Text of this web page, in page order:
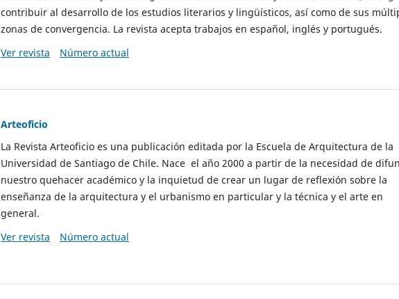
contribuir al desarrollo de los estudios literarios y lingüísticos, así como de sus
zonas de convergencia. La revista acepta trabajos en español, inglés y portugués.
Ver revista
Número actual
Arteoficio
La Revista Arteoficio es una publicación editada por la Escuela de Arquitectura de la
Universidad de Santiago de Chile. Nace el año 2000 a partir de la necesidad de
nuestro quehacer académico y la inquietud de crear un lugar de reflexión sobre la
enseñanza de la arquitectura y el urbanismo en particular y la técnica y el arte en
general.
Ver revista
Número actual